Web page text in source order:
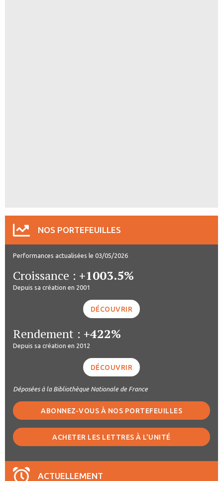
NOS PORTEFEUILLES
Performances actualisées le 03/05/2026
Croissance : +1003.5%
Depuis sa création en 2001
DÉCOUVRIR
Rendement : +422%
Depuis sa création en 2012
DÉCOUVRIR
Déposées à la Bibliothèque Nationale de France
ABONNEZ-VOUS À NOS PORTEFEUILLES
ACHETER LES LETTRES À L'UNITÉ
ACTUELLEMENT